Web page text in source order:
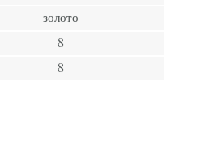
пресс
Иглы
золото
8
8